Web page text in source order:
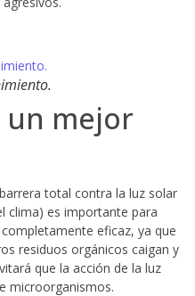
un mejor
total contra la luz solar
clima) es importante para
eficaz, ya que
residuos orgánicos caigan y
que la acción de la luz
microorganismos.